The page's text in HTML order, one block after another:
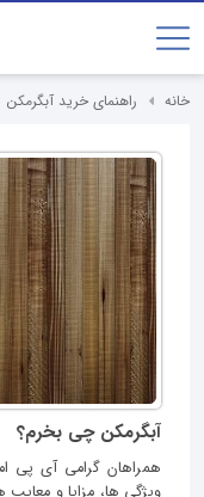
خانه راهنمای خرید آبگرمکن
آبگرمکن چی بخرم؟
همراهان گرامی آی پی